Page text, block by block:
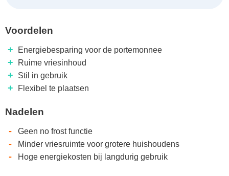
Voordelen
+ Energiebesparing voor de portemonnee
+ Ruime vriesinhoud
+ Stil in gebruik
+ Flexibel te plaatsen
Nadelen
- Geen no frost functie
- Minder vriesruimte voor grotere huishoudens
- Hoge energiekosten bij langdurig gebruik